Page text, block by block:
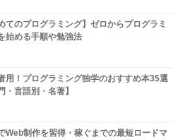
てのプログラミング】ゼロからプログラミ
始める手順や勉強法
用！プログラミング独学のおすすめ本35選
・言語別・名著】
Web制作を習得・稼ぐまでの最短ロードマ